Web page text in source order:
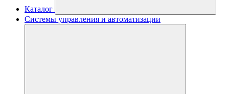
Каталог
Системы управления и автоматизации